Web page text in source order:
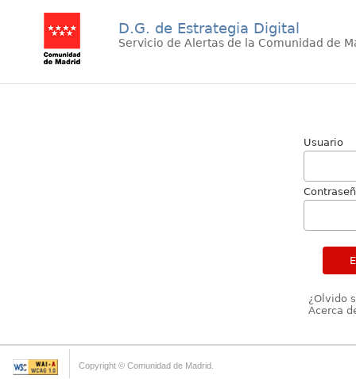
D.G. de Estrategia Digital
Servicio de Alertas de la Comunidad de
Usuario
¿Olvido
Acerca
Copyright © Comunidad de Madrid.